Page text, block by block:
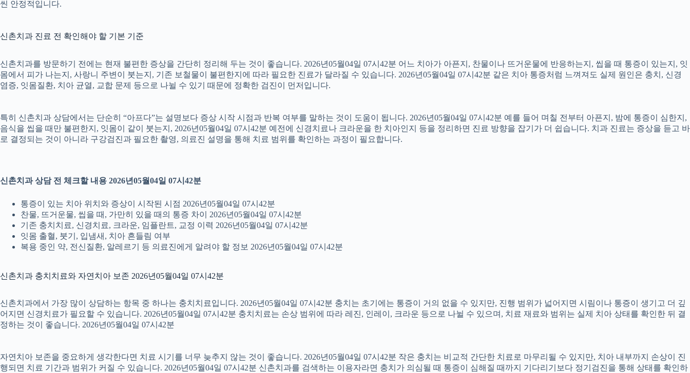
씬 안정적입니다.
신촌치과 진료 전 확인해야 할 기본 기준
신촌치과를 방문하기 전에는 현재 불편한 증상을 간단히 정리해 두는 것이 좋습니다. 2026년05월04일 07시42분 어느 치아가 아픈지, 찬물이나 뜨거운물에 반응하는지, 씹을 때 통증이 있는지, 잇
몸에서 피가 나는지, 사랑니 주변이 붓는지, 기존 보철물이 불편한지에 따라 필요한 진료가 달라질 수 있습니다. 2026년05월04일 07시42분 같은 치아 통증처럼 느껴져도 실제 원인은 충치, 신경
염증, 잇몸질환, 치아 균열, 교합 문제 등으로 나뉠 수 있기 때문에 정확한 검진이 먼저입니다.
특히 신촌치과 상담에서는 단순히 “아프다”는 설명보다 증상 시작 시점과 반복 여부를 말하는 것이 도움이 됩니다. 2026년05월04일 07시42분 예를 들어 며칠 전부터 아픈지, 밤에 통증이 심한지,
음식을 씹을 때만 불편한지, 잇몸이 같이 붓는지, 2026년05월04일 07시42분 예전에 신경치료나 크라운을 한 치아인지 등을 정리하면 진료 방향을 잡기가 더 쉽습니다. 치과 진료는 증상을 듣고 바
로 결정되는 것이 아니라 구강검진과 필요한 촬영, 의료진 설명을 통해 치료 범위를 확인하는 과정이 필요합니다.
신촌치과 상담 전 체크할 내용 2026년05월04일 07시42분
통증이 있는 치아 위치와 증상이 시작된 시점 2026년05월04일 07시42분
찬물, 뜨거운물, 씹을 때, 가만히 있을 때의 통증 차이 2026년05월04일 07시42분
기존 충치치료, 신경치료, 크라운, 임플란트, 교정 이력 2026년05월04일 07시42분
잇몸 출혈, 붓기, 입냄새, 치아 흔들림 여부
복용 중인 약, 전신질환, 알레르기 등 의료진에게 알려야 할 정보 2026년05월04일 07시42분
신촌치과 충치치료와 자연치아 보존 2026년05월04일 07시42분
신촌치과에서 가장 많이 상담하는 항목 중 하나는 충치치료입니다. 2026년05월04일 07시42분 충치는 초기에는 통증이 거의 없을 수 있지만, 진행 범위가 넓어지면 시림이나 통증이 생기고 더 깊
어지면 신경치료가 필요할 수 있습니다. 2026년05월04일 07시42분 충치치료는 손상 범위에 따라 레진, 인레이, 크라운 등으로 나뉠 수 있으며, 치료 재료와 범위는 실제 치아 상태를 확인한 뒤 결
정하는 것이 좋습니다. 2026년05월04일 07시42분
자연치아 보존을 중요하게 생각한다면 치료 시기를 너무 늦추지 않는 것이 좋습니다. 2026년05월04일 07시42분 작은 충치는 비교적 간단한 치료로 마무리될 수 있지만, 치아 내부까지 손상이 진
행되면 치료 기간과 범위가 커질 수 있습니다. 2026년05월04일 07시42분 신촌치과를 검색하는 이용자라면 충치가 의심될 때 통증이 심해질 때까지 기다리기보다 정기검진을 통해 상태를 확인하